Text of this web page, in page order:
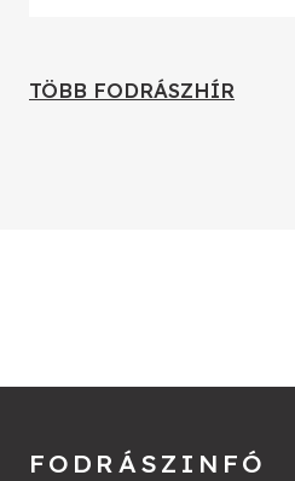
TÖBB FODRÁSZHÍR
FODRÁSZINFÓ